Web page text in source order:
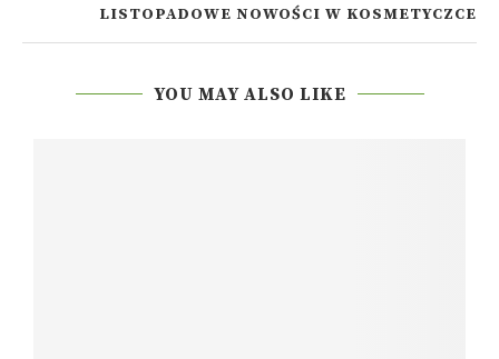
LISTOPADOWE NOWOŚCI W KOSMETYCZCE
YOU MAY ALSO LIKE